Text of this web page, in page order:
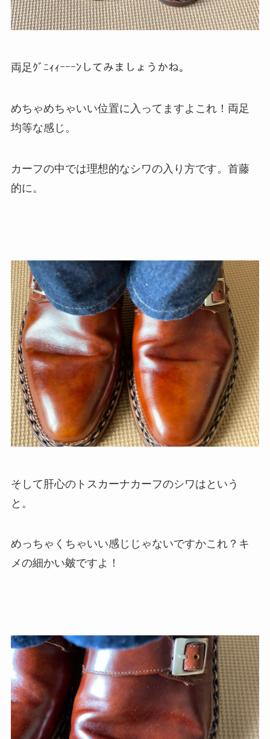
両足ｸﾞﾆｨｨｰｰｰﾝしてみましょうかね。
めちゃめちゃいい位置に入ってますよこれ！両足
均等な感じ。
カーフの中では理想的なシワの入り方です。首藤
的に。
そして肝心のトスカーナカーフのシワはという
と。
めっちゃくちゃいい感じじゃないですかこれ？キ
メの細かい皴ですよ！